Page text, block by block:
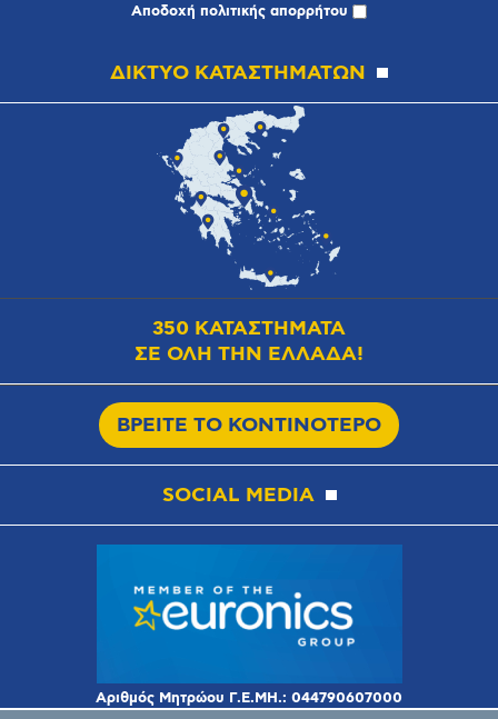
Αποδοχή πολιτικής απορρήτου
ΔΙΚΤΥΟ ΚΑΤΑΣΤΗΜΑΤΩΝ
350 ΚΑΤΑΣΤΗΜΑΤΑ
ΣΕ ΟΛΗ ΤΗΝ ΕΛΛΑΔΑ!
ΒΡΕΙΤΕ ΤΟ ΚΟΝΤΙΝΟΤΕΡΟ
SOCIAL MEDIA